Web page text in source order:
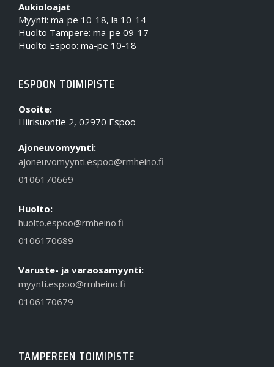
Aukioloajat
Myynti: ma-pe 10-18, la 10-14
Huolto Tampere: ma-pe 09-17
Huolto Espoo: ma-pe 10-18
ESPOON TOIMIPISTE
Osoite:
Hiirisuontie 2, 02970 Espoo
Ajoneuvomyynti:
ajoneuvomyynti.espoo@rmheino.fi
0106170669
Huolto:
huolto.espoo@rmheino.fi
0106170689
Varuste- ja varaosamyynti:
myynti.espoo@rmheino.fi
0106170679
TAMPEREEN TOIMIPISTE